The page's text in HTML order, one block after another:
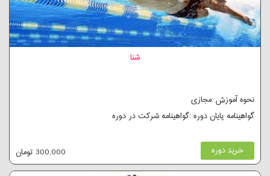
شنا
نحوه آموزش :مجازی
گواهینامه پایان دوره :گواهینامه شرکت در دوره
خرید دوره 300,000 تومان